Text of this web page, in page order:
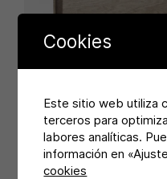
Cookies
Este sitio web utiliza
terceros para
labores analíticas.
información en
cookies